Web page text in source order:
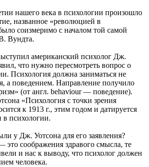
нашего века в психологии произошло
названное «революцией в
соизмеримо с началом той самой
Вундта.
американский психолог Дж.
что нужно пересмотреть вопрос о
Психология должна заниматься не
а поведением. Направление получило
(от англ. behaviour — поведение).
«Психология с точки зрения
к 1913 г., этим годом и датируется
в психологии.
у Дж. Уотсона для его заявления?
это соображения здравого смысла, те
и нас к выводу, что психолог должен
человека.